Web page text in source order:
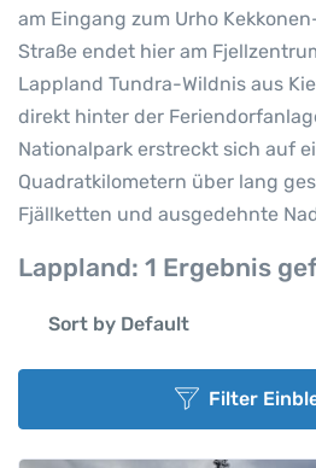
am Eingang zum Urho
Straße endet hier am
Lappland Tundra-Wildnis aus
direkt hinter der
Nationalpark erstreckt sich auf
Quadratkilometern über lang
Fjällketten und ausgedehnte
Lappland: 1 Ergebnis
Sort by Default
Filter